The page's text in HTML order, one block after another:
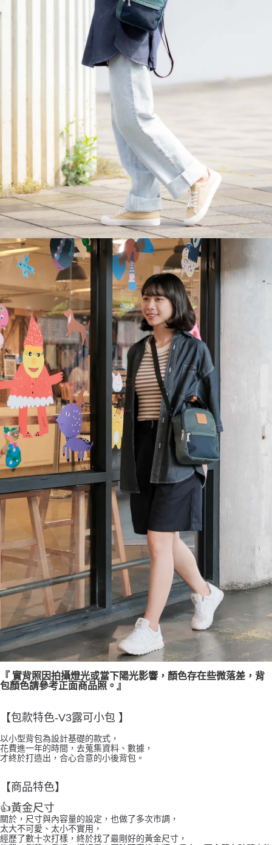
『 實背照因拍攝燈光或當下陽光影響，顏色存在些微落差，背
包顏色請參考正面商品照。』
【包款特色-V3露可小包 】
以小型背包為設計基礎的款式，
花費進一年的時間，去蒐集資料、數據，
才終於打造出，合心合意的小後背包。
【商品特色】
👍黃金尺寸
關於，尺寸與內容量的設定，也做了多次市調，
太大不可愛、太小不實用，
經歷了數十次打樣，終於找了最剛好的黃金尺寸，